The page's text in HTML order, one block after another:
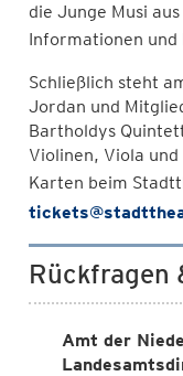
die Junge Musi
Informationen
Schließlich steht
Jordan und
Bartholdys
Violinen, Viola
Karten beim
Rückfragen
Amt der